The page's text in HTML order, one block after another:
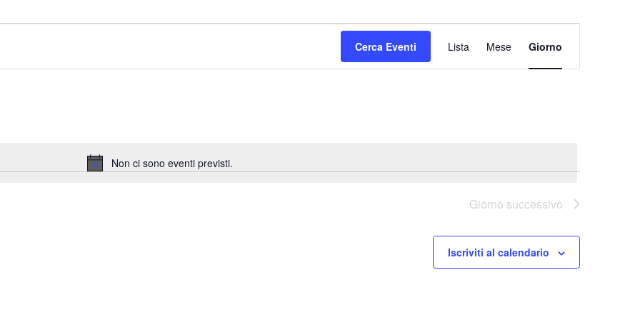
Notice
Non ci sono eventi previsti.
Cerca Eventi
Evento
Viste
Navigazione
Lista Mese Giorno
Giorno successivo
Iscriviti al calendario